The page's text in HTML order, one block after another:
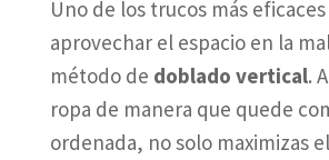
Uno de los trucos más
aprovechar el espacio en la
método de doblado vertical.
ropa de manera que quede
ordenada, no solo maximizas